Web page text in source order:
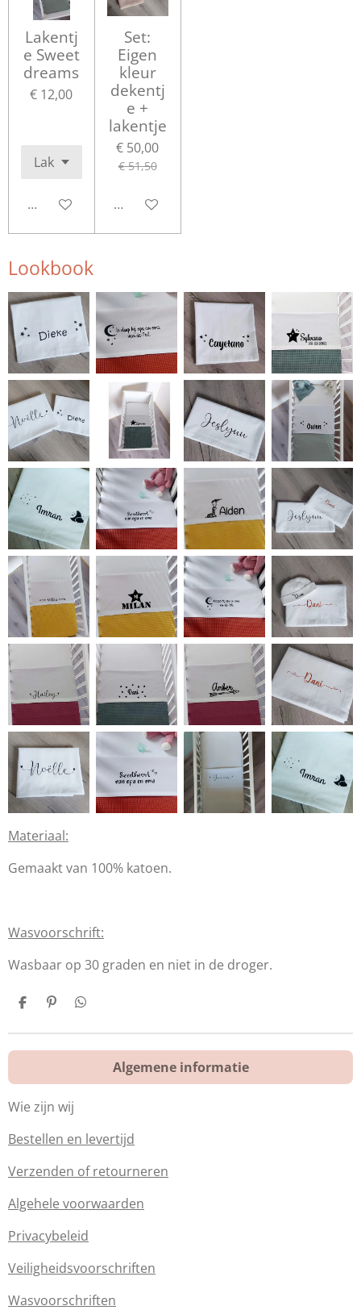
Lakentj
e Sweet
dreams
€ 12,00
Bekijk details
Set:
Eigen
kleur
dekentj
e +
lakentje
€ 50,00
€ 51,50
Bekijk details
Lookbook
Materiaal:
Gemaakt van 100% katoen.
Wasvoorschrift:
Wasbaar op 30 graden en niet in de droger.
D
l
P
n
D
l
Algemene informatie
Wie zijn wij
Bestellen en levertijd
Verzenden of retourneren
Algehele voorwaarden
Privacybeleid
Veiligheidsvoorschriften
Wasvoorschriften